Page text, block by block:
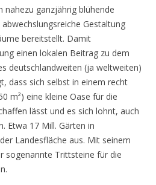
nahezu ganzjährig blühende
Gestaltung
bereitstellt. Damit
einen lokalen Beitrag zu dem
deutschlandweiten (ja weltweiten)
dass sich selbst in einem recht
m²) eine kleine Oase für die
lässt und es sich lohnt, auch
Etwa 17 Mill. Gärten in
Landesfläche aus. Mit seinem
sogenannte Trittsteine für die